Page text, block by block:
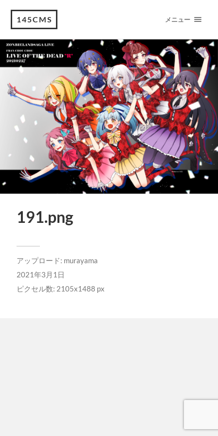
145CMS メニュー
191.png
アップロード: murayama
2021年3月1日
ピクセル数: 2105x1488 px